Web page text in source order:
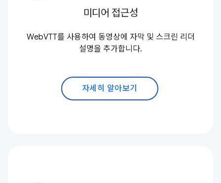
미디어 접근성
WebVTT를 사용하여 동영상에 자막 및 스크린 리더
설명을 추가합니다.
자세히 알아보기